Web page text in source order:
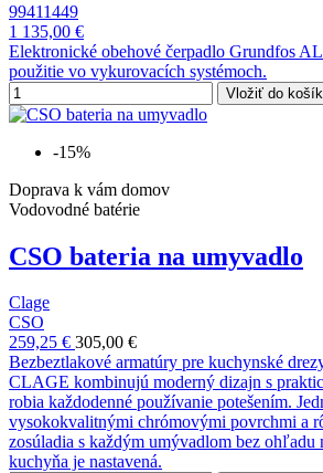
99411449
1 135,00 €
Elektronické obehové čerpadlo Grundfos
použitie vo vykurovacích systémoch.
Vložiť do
-15%
Doprava k vám domov
Vodovodné batérie
CSO bateria na umyvadlo
Clage
CSO
259,25 € 305,00 €
Bezbeztlakové armatúry pre kuchynské
CLAGE kombinujú moderný dizajn s
robia každodenné používanie potešením.
vysokokvalitnými chrómovými povrchmi a
zosúladia s každým umývadlom bez ohľadu
kuchyňa je nastavená.